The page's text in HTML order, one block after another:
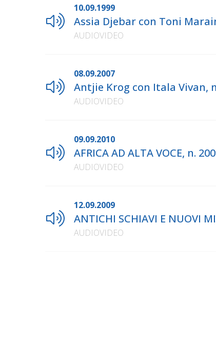
10.09.1999
Assia Djebar con Toni
AUDIOVIDEO
08.09.2007
Antjie Krog con Itala Vivan,
AUDIOVIDEO
09.09.2010
AFRICA AD ALTA VOCE, n.
AUDIOVIDEO
12.09.2009
ANTICHI SCHIAVI E NUOVI
AUDIOVIDEO